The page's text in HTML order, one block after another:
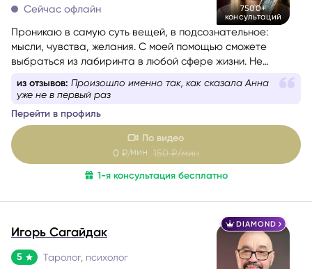
7500+
консультаций
Сейчас офлайн
Проникаю в самую суть вещей, в подсознательное:
мысли, чувства, желания. С моей помощью сможете
выбраться из лабиринта в любой сфере жизни. Не
формулировкой. На консультации со мной вы найдёте
из отзывов: Анна очень чуткая, с ней очень приятно
вести диалог
Перейти в профиль
По видео
0 ₽/мин150 ₽/мин
1-я консультация бесплатно
DIAMOND
Игорь Сагайдак
5 Таролог, психолог